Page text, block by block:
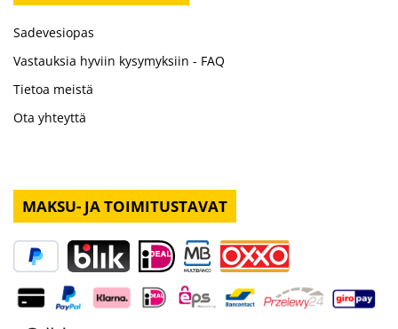
Sadevesiopas
Vastauksia hyviin kysymyksiin - FAQ
Tietoa meistä
Ota yhteyttä
MAKSU- JA TOIMITUSTAVAT